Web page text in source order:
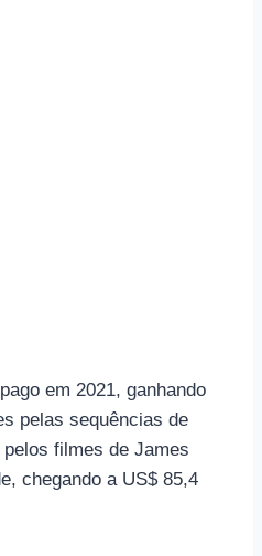
em 2021, ganhando
pelas sequências de
filmes de James
chegando a US$ 85,4